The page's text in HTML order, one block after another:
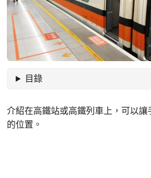
目錄
介紹在高鐵站或高鐵列車上，可以讓
的位置。